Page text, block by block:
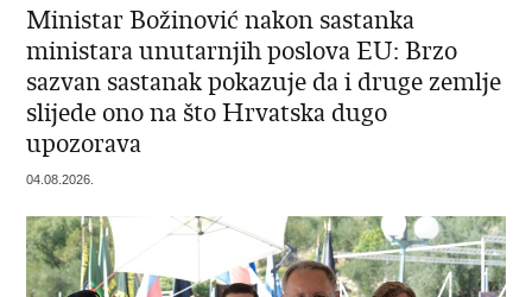
Ministar Božinović nakon sastanka
ministara unutarnjih poslova EU: Brzo
sazvan sastanak pokazuje da i druge zemlje
slijede ono na što Hrvatska dugo
upozorava
04.08.2026.